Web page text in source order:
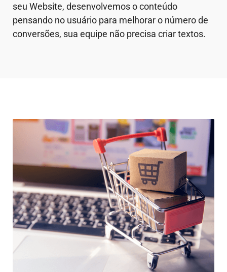
seu Website, desenvolvemos o conteúdo
pensando no usuário para melhorar o número de
conversões, sua equipe não precisa criar textos.